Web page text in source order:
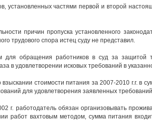
установленных частями первой и второй
причин пропуска установленного
трудового спора истец суду не представил.
для обращения работников в суд за защитой
в удовлетворении исковых требований в
стоимости питания за 2007-2010 г.г. в
для удовлетворения заявленных
г. работодатель обязан организовывать
работ вахтовым методом, сумма питания